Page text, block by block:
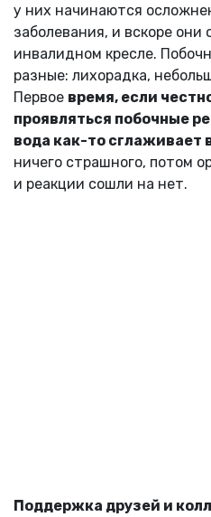
у них начинаются
заболевания, и вскоре они
инвалидном кресле.
разные: лихорадка,
Первое время, если
проявляться побочные
вода как-то сглаживает
ничего страшного, потом
и реакции сошли на нет.
Поддержка друзей и